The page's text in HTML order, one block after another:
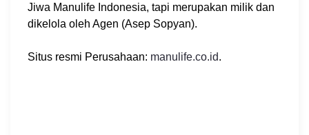
Jiwa Manulife Indonesia, tapi merupakan milik dan
dikelola oleh Agen (Asep Sopyan).
Situs resmi Perusahaan: manulife.co.id.